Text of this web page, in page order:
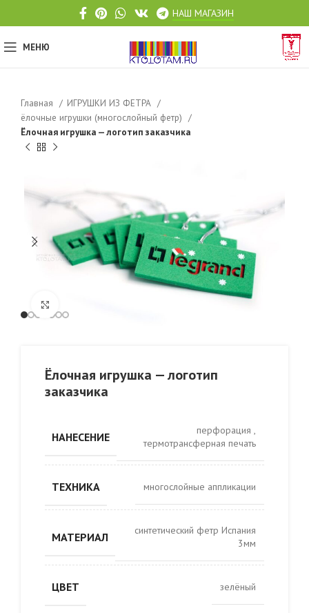
НАШ МАГАЗИН
МЕНЮ
Главная
ИГРУШКИ ИЗ ФЕТРА
ёлочные игрушки (многослойный фетр)
Ёлочная игрушка — логотип заказчика
Ёлочная игрушка — логотип
заказчика
НАНЕСЕНИЕ перфорация ,
термотрансферная печать
ТЕХНИКА многослойные аппликации
МАТЕРИАЛ
синтетический фетр Испания
3мм
ЦВЕТ зелёный